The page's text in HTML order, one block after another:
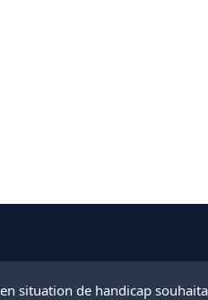
situation de handicap